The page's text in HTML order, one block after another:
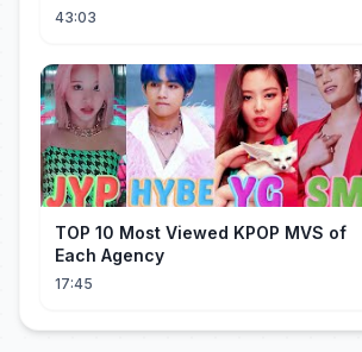
COMPARTILHAM O MESMO SEGREDO
43:03
TOP 10 Most Viewed KPOP MVS of
Each Agency
17:45